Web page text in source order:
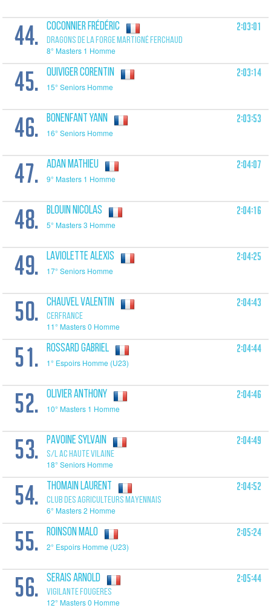
44.
COCONNIER Frédéric
DRAGONS DE LA FORGE MARTIGNÉ FERCHAUD
8° Masters 1 Homme
2:03:01
45. QUIVIGER Corentin
15° Seniors Homme
2:03:14
46. BONENFANT Yann
16° Seniors Homme
2:03:53
47. ADAN Mathieu
9° Masters 1 Homme
2:04:07
48. BLOUIN Nicolas
5° Masters 3 Homme
2:04:16
49. LAVIOLETTE Alexis
17° Seniors Homme
2:04:25
50. CHAUVEL Valentin
CERFRANCE
11° Masters 0 Homme
2:04:43
51. ROSSARD Gabriel
1° Espoirs Homme (U23)
2:04:44
52. OLIVIER Anthony
10° Masters 1 Homme
2:04:46
53. PAVOINE Sylvain
S/L AC HAUTE VILAINE
18° Seniors Homme
2:04:49
54. THOMAIN Laurent
CLUB DES AGRICULTEURS MAYENNAIS
6° Masters 2 Homme
2:04:52
55. ROINSON Malo
2° Espoirs Homme (U23)
2:05:24
56. SERAIS Arnold
VIGILANTE FOUGERES
12° Masters 0 Homme
2:05:44